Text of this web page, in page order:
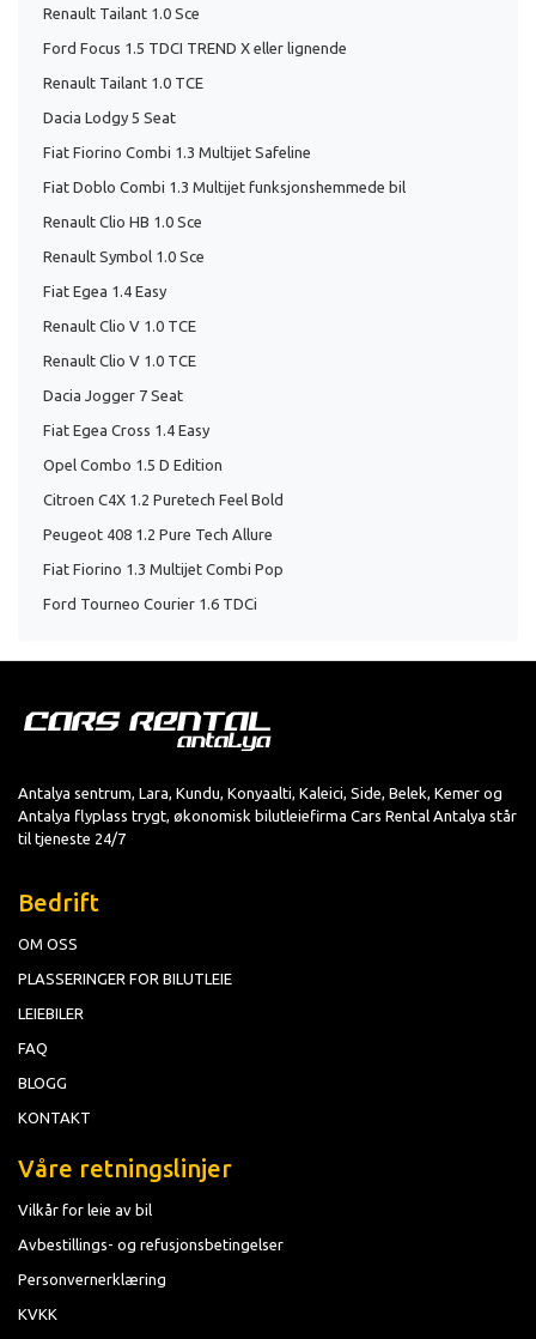
Renault Tailant 1.0 Sce
Ford Focus 1.5 TDCI TREND X eller lignende
Renault Tailant 1.0 TCE
Dacia Lodgy 5 Seat
Fiat Fiorino Combi 1.3 Multijet Safeline
Fiat Doblo Combi 1.3 Multijet funksjonshemmede bil
Renault Clio HB 1.0 Sce
Renault Symbol 1.0 Sce
Fiat Egea 1.4 Easy
Renault Clio V 1.0 TCE
Renault Clio V 1.0 TCE
Dacia Jogger 7 Seat
Fiat Egea Cross 1.4 Easy
Opel Combo 1.5 D Edition
Citroen C4X 1.2 Puretech Feel Bold
Peugeot 408 1.2 Pure Tech Allure
Fiat Fiorino 1.3 Multijet Combi Pop
Ford Tourneo Courier 1.6 TDCi
Antalya sentrum, Lara, Kundu, Konyaalti, Kaleici, Side, Belek, Kemer og
Antalya flyplass trygt, økonomisk bilutleiefirma Cars Rental Antalya står
til tjeneste 24/7
Bedrift
OM OSS
PLASSERINGER FOR BILUTLEIE
LEIEBILER
FAQ
BLOGG
KONTAKT
Våre retningslinjer
Vilkår for leie av bil
Avbestillings- og refusjonsbetingelser
Personvernerklæring
KVKK